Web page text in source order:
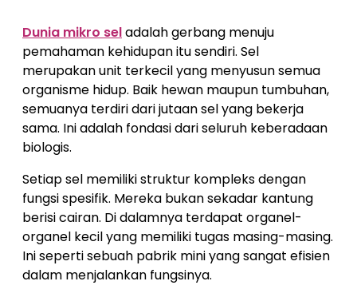
Dunia mikro seladalah gerbang menuju
pemahaman kehidupan itu sendiri. Sel
merupakan unit terkecil yang menyusun semua
organisme hidup. Baik hewan maupun tumbuhan,
semuanya terdiri dari jutaan sel yang bekerja
sama. Ini adalah fondasi dari seluruh keberadaan
biologis.
Setiap sel memiliki struktur kompleks dengan
fungsi spesifik. Mereka bukan sekadar kantung
berisi cairan. Di dalamnya terdapat organel-
organel kecil yang memiliki tugas masing-masing.
Ini seperti sebuah pabrik mini yang sangat efisien
dalam menjalankan fungsinya.